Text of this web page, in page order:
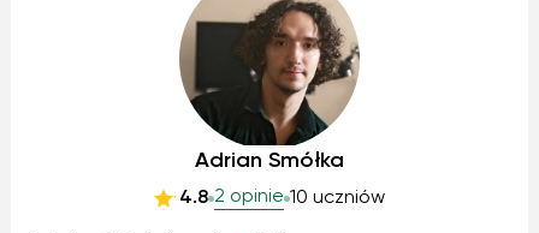
Adrian Smółka
4.8 2 opinie 10 uczniów